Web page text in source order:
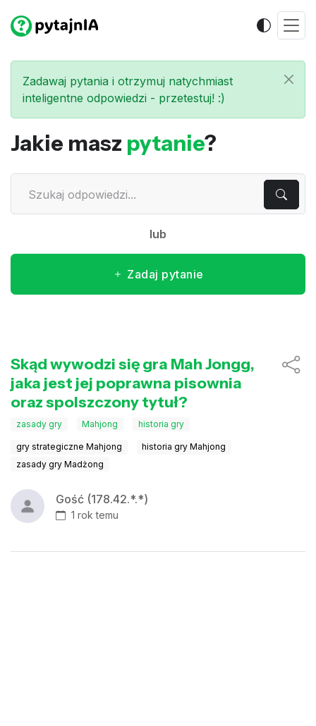
Zadawaj pytania i otrzymuj natychmiast
inteligentne odpowiedzi - przetestuj! :)
Jakie masz pytanie?
lub
Zadaj pytanie
Skąd wywodzi się gra Mah Jongg,
jaka jest jej poprawna pisownia
oraz spolszczony tytuł?
zasady gry Mahjong historia gry
gry strategiczne Mahjong
historia gry Mahjong
zasady gry Madżong
Gość (178.42.*.*)
1 rok temu